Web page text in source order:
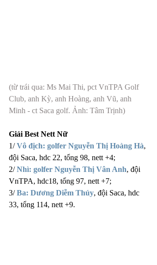
(từ trái qua: Ms Mai Thi, pct VnTPA Golf
Club, anh Kỳ, anh Hoàng, anh Vũ, anh
Minh - ct Saca golf. Ảnh: Tâm Trịnh)
Giải Best Nett Nữ
1/ Vô địch: golfer Nguyễn Thị Hoàng Hà,
đội Saca, hdc 22, tổng 98, nett +4;
2/ Nhì: golfer Nguyễn Thị Vân Anh, đội
VnTPA, hdc18, tổng 97, nett +7;
3/ Ba: Dương Diễm Thúy, đội Saca, hdc
33, tổng 114, nett +9.